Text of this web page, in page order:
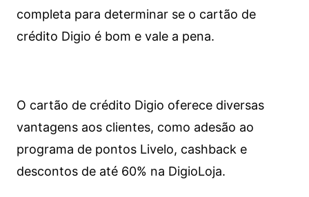
completa para determinar se o cartão de
crédito Digio é bom e vale a pena.
O cartão de crédito Digio oferece diversas
vantagens aos clientes, como adesão ao
programa de pontos Livelo, cashback e
descontos de até 60% na DigioLoja.